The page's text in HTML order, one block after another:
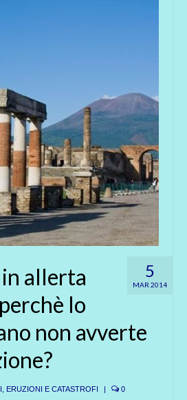
5
MAR 2014
allerta
lo
non avverte
ERUZIONI E CATASTROFI | 0